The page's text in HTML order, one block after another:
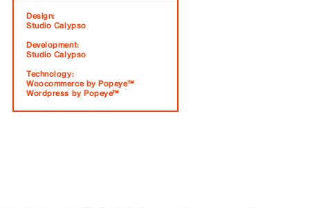
Design:
Studio Calypso
Development:
Studio Calypso
Technology:
Woocommerce by Popeye™
Wordpress by Popeye™